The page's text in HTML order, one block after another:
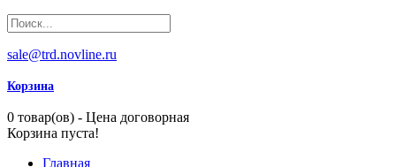
sale@trd.novline.ru
Корзина
0 товар(ов) - Цена договорная
Корзина пуста!
Главная